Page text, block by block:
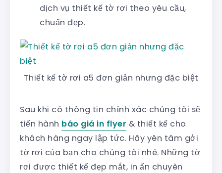
dịch vụ thiết kế tờ rơi theo yêu cầu,
chuẩn đẹp.
Thiết kế tờ rơi a5 đơn giản nhưng đặc biệt
Sau khi có thông tin chính xác chúng tôi sẽ
tiến hành báo giá in flyer & thiết kế cho
khách hàng ngay lập tức. Hãy yên tâm gởi
tờ rơi của bạn cho chúng tôi nhé. Những tờ
rơi được thiết kế đẹp mắt, in ấn chuyên